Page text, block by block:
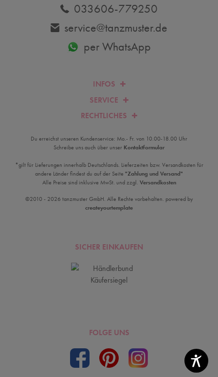
INFOS
SERVICE
RECHTLICHES
033606-779250
service@tanzmuster.de
per WhatsApp
Du erreichst unseren Kundenservice: Mo.- Fr. von 10.00-18.00 Uhr
Schreibe uns auch über unser Kontaktformular
*gilt für Lieferungen innerhalb Deutschlands. Lieferzeiten bzw. Versandkosten für
andere Länder findest du auf der Seite "Zahlung und Versand"
Alle Preise sind inklusive MwSt. und zzgl. Versandkosten
©2010 - 2026 tanzmuster GmbH. Alle Rechte vorbehalten. powered by
createyourtemplate
SICHER EINKAUFEN
FOLGE UNS